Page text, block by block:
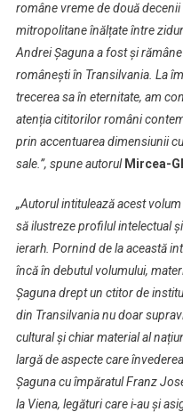
române vreme de două
mitropolitane înălțate între
Andrei Șaguna a fost și
românești în Transilvania. La
trecerea sa în eternitate, am
atenția cititorilor români
prin accentuarea dimensiunii
sale.”, spune autorul Mircea-
„Autorul intitulează acest
să ilustreze profilul intelectual
ierarh. Pornind de la această
încă în debutul volumului,
Șaguna drept un ctitor de
din Transilvania nu doar
cultural și chiar material al
largă de aspecte care
Șaguna cu împăratul Franz
la Viena, legături care i-au și